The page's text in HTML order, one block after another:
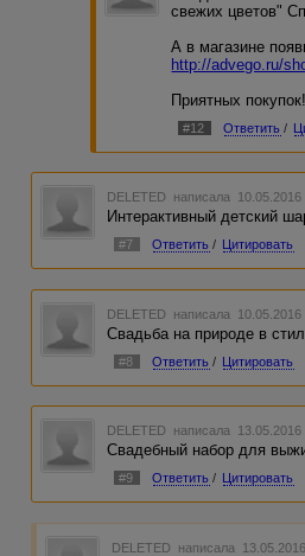
свежих цветов"
А в магазине
http://advego.ru/
Приятных покупок!
#12 Ответить /
DELETED написала 10.05.2016
Интерактивный детский
#7 Ответить / Цитировать
DELETED написала 10.05.2016
Свадьба на природе в
#8 Ответить / Цитировать
DELETED написала 13.05.2016
Свадебный набор для
#9 Ответить / Цитировать
DELETED написала